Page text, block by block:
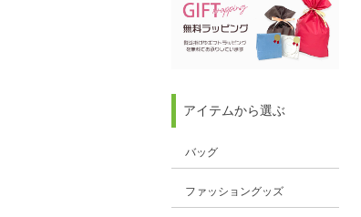
アイテムから選ぶ
バッグ
ファッショングッズ